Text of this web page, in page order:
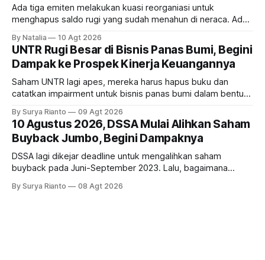
Ada tiga emiten melakukan kuasi reorganiasi untuk
menghapus saldo rugi yang sudah menahun di neraca. Ada
By Natalia 10 Agt 2026
UNTR Rugi Besar di Bisnis Panas Bumi, Begini
Dampak ke Prospek Kinerja Keuangannya
Saham UNTR lagi apes, mereka harus hapus buku dan
catatkan impairment untuk bisnis panas bumi dalam bentuk
bisnis UNTR?
By Surya Rianto 09 Agt 2026
10 Agustus 2026, DSSA Mulai Alihkan Saham
Buyback Jumbo, Begini Dampaknya
DSSA lagi dikejar deadline untuk mengalihkan saham
buyback pada Juni-September 2023. Lalu, bagaimana
By Surya Rianto 08 Agt 2026